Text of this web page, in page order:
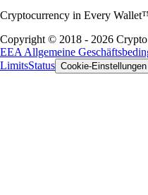
Cryptocurrency in Every
Copyright © 2018 - 2026
EEA Allgemeine
LimitsStatus Cookie-Einstellungen